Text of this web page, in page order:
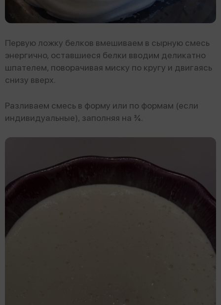
Первую ложку белков вмешиваем в сырную смесь
энергично, оставшиеся белки вводим деликатно
шпателем, поворачивая миску по кругу и двигаясь
снизу вверх.
Разливаем смесь в форму или по формам (если
индивидуальные), заполняя на ¾.